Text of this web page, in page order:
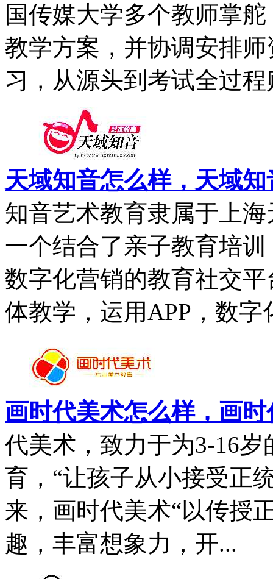
国传媒大学多个教师掌
教学方案，并协调安排
习，从源头到考试全过程
天域知音怎么样，天域
知音艺术教育隶属于上
一个结合了亲子教育培
数字化营销的教育社交
体教学，运用APP，数字
画时代美术怎么样，画
代美术，致力于为3-16
育，“让孩子从小接受正
来，画时代美术“以传授
趣，丰富想象力，开...